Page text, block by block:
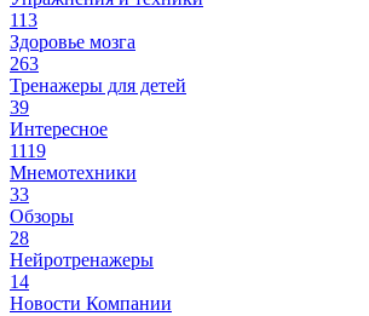
113
Здоровье мозга
263
Тренажеры для детей
39
Интересное
1119
Мнемотехники
33
Обзоры
28
Нейротренажеры
14
Новости Компании